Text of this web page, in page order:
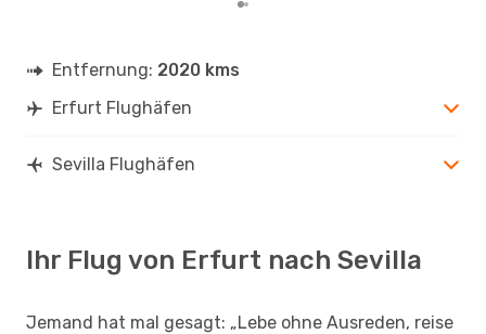
Entfernung: 2020 kms
Erfurt Flughäfen
Sevilla Flughäfen
Ihr Flug von Erfurt nach Sevilla
Jemand hat mal gesagt: „Lebe ohne Ausreden, reise